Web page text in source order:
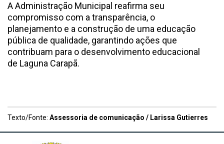
A Administração Municipal reafirma seu
compromisso com a transparência, o
planejamento e a construção de uma educação
pública de qualidade, garantindo ações que
contribuam para o desenvolvimento educacional
de Laguna Carapã.
Texto/Fonte: Assessoria de comunicação / Larissa Gutierres